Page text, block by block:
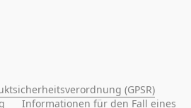
(GPSR)
Informationen für den Fall eines